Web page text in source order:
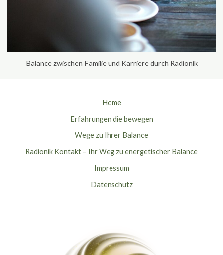
Balance zwischen Familie und Karriere durch Radionik
Home
Erfahrungen die bewegen
Wege zu Ihrer Balance
Radionik Kontakt – Ihr Weg zu energetischer Balance
Impressum
Datenschutz